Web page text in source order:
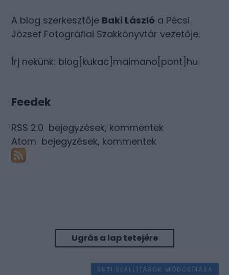
A blog szerkesztője Baki László a Pécsi
József Fotográfiai Szakkönyvtár vezetője.
Írj nekünk: blog[kukac]maimano[pont]hu
Feedek
RSS 2.0 bejegyzések, kommentek
Atom bejegyzések, kommentek
Ugrás a lap tetejére
SÜTI BEÁLLÍTÁSOK MÓDOSÍTÁSA